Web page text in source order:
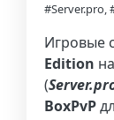
#Server.pro,
Игровые
Edition
(
BoxPvP